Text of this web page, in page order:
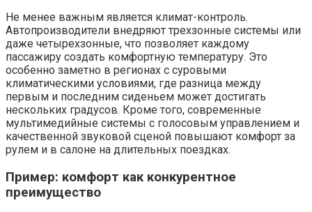
Не менее важным является климат-контроль.
Автопроизводители внедряют трехзонные системы или
даже четырехзонные, что позволяет каждому
пассажиру создать комфортную температуру. Это
особенно заметно в регионах с суровыми
климатическими условиями, где разница между
первым и последним сиденьем может достигать
нескольких градусов. Кроме того, современные
мультимедийные системы с голосовым управлением и
качественной звуковой сценой повышают комфорт за
рулем и в салоне на длительных поездках.
Пример: комфорт как конкурентное
преимущество